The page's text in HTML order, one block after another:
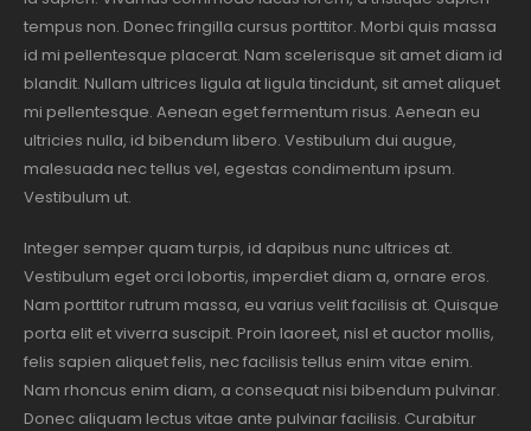
tempus non. Donec fringilla cursus porttitor. Morbi quis massa
id mi pellentesque placerat. Nam scelerisque sit amet diam id
blandit. Nullam ultrices ligula at ligula tincidunt, sit amet aliquet
mi pellentesque. Aenean eget fermentum risus. Aenean eu
ultricies nulla, id bibendum libero. Vestibulum dui augue,
malesuada nec tellus vel, egestas condimentum ipsum.
Vestibulum ut.
Integer semper quam turpis, id dapibus nunc ultrices at.
Vestibulum eget orci lobortis, imperdiet diam a, ornare eros.
Nam porttitor rutrum massa, eu varius velit facilisis at. Quisque
porta elit et viverra suscipit. Proin laoreet, nisl et auctor mollis,
felis sapien aliquet felis, nec facilisis tellus enim vitae enim.
Nam rhoncus enim diam, a consequat nisi bibendum pulvinar.
Donec aliquam lectus vitae ante pulvinar facilisis. Curabitur